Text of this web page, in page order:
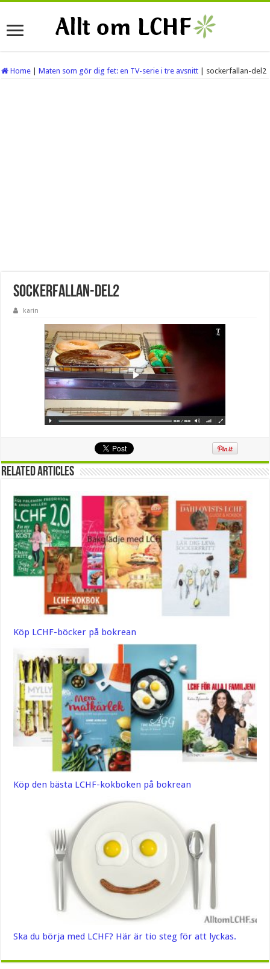
Home Maten som gör dig fet: en TV-serie i tre avsnitt sockerfallan-del2
sockerfallan-del2
karin
Related Articles
Köp LCHF-böcker på bokrean
Köp den bästa LCHF-kokboken på bokrean
Ska du börja med LCHF? Här är tio steg för att lyckas.